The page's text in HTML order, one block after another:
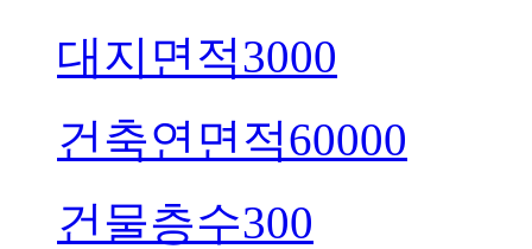
대지면적3000
건축연면적60000
건물층수300